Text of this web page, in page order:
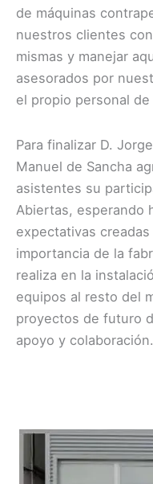
de máquinas
nuestros clientes
mismas y manejar
asesorados por
el propio personal de
Para finalizar D.
Manuel de Sancha
asistentes su
Abiertas, esperando
expectativas
importancia de la
realiza en la
equipos al resto del
proyectos de futuro
apoyo y colaboración.